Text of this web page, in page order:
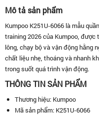
Mô tả sản phẩm
Kumpoo K251U-6066 là mẫu
training 2026 của Kumpoo,
lông, chạy bộ và vận động hằng
chất liệu nhẹ, thoáng và nhanh
trong suốt quá trình vận động.
THÔNG TIN SẢN PHẨM
Thương hiệu: Kumpoo
Mã sản phẩm: K251U-6066